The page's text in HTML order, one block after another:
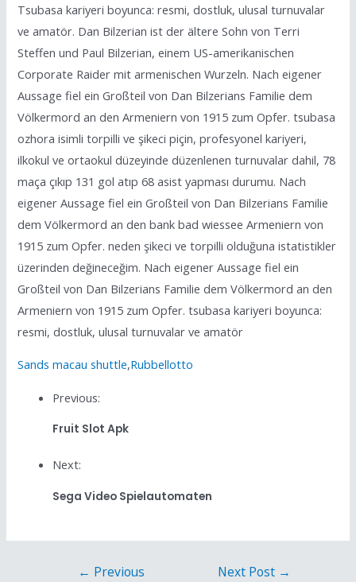
Tsubasa kariyeri boyunca: resmi, dostluk, ulusal turnuvalar
ve amatör. Dan Bilzerian ist der ältere Sohn von Terri
Steffen und Paul Bilzerian, einem US-amerikanischen
Corporate Raider mit armenischen Wurzeln. Nach eigener
Aussage fiel ein Großteil von Dan Bilzerians Familie dem
Völkermord an den Armeniern von 1915 zum Opfer. tsubasa
ozhora isimli torpilli ve şikeci piçin, profesyonel kariyeri,
ilkokul ve ortaokul düzeyinde düzenlenen turnuvalar dahil, 78
maça çıkıp 131 gol atıp 68 asist yapması durumu. Nach
eigener Aussage fiel ein Großteil von Dan Bilzerians Familie
dem Völkermord an den bank bad wiessee Armeniern von
1915 zum Opfer. neden şikeci ve torpilli olduğuna istatistikler
üzerinden değineceğim. Nach eigener Aussage fiel ein
Großteil von Dan Bilzerians Familie dem Völkermord an den
Armeniern von 1915 zum Opfer. tsubasa kariyeri boyunca:
resmi, dostluk, ulusal turnuvalar ve amatör
Sands macau shuttle,Rubbellotto
Previous:
Fruit Slot Apk
Next:
Sega Video Spielautomaten
← Previous
Next Post →